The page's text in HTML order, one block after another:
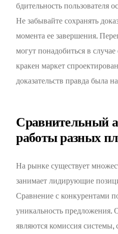
бдительность пользователя
Не забывайте сохранять
момента ее завершения.
могут понадобиться в
кракен маркет
доказательств правда была
Сравнительный
работы разных
На рынке существует
занимает лидирующие
Сравнение с конкурентами
уникальность
являются комиссия системы,